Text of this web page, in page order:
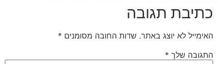
כתיבת תגובה
האימייל לא יוצג באתר. שדות החובה מסומנים *
התגובה שלך *